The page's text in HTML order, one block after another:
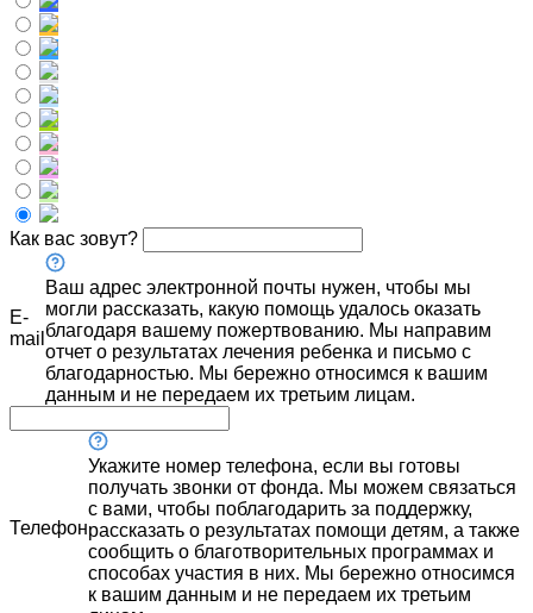
Как вас зовут?
E-
mail
Ваш адрес электронной почты нужен, чтобы мы
могли рассказать, какую помощь удалось оказать
благодаря вашему пожертвованию. Мы направим
отчет о результатах лечения ребенка и письмо с
благодарностью. Мы бережно относимся к вашим
данным и не передаем их третьим лицам.
Телефон
Укажите номер телефона, если вы готовы
получать звонки от фонда. Мы можем связаться
с вами, чтобы поблагодарить за поддержку,
рассказать о результатах помощи детям, а также
сообщить о благотворительных программах и
способах участия в них. Мы бережно относимся
к вашим данным и не передаем их третьим